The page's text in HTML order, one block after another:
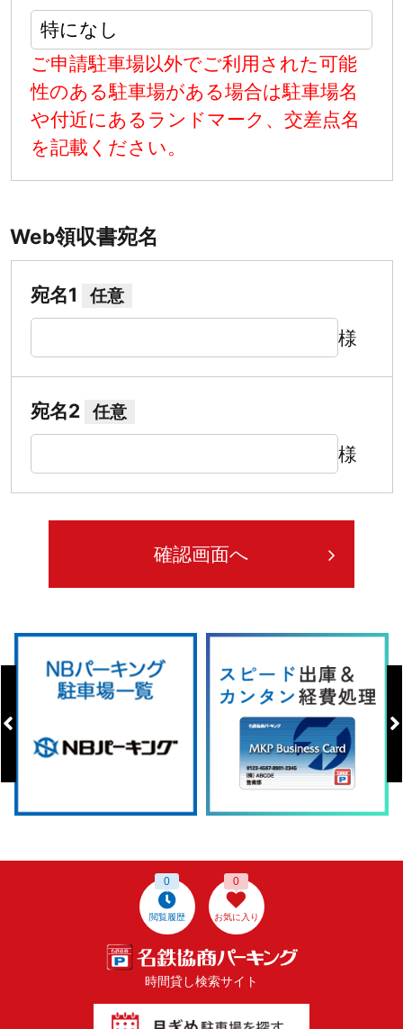
ご申請駐車場以外でご利用された可能
性のある駐車場がある場合は駐車場名
や付近にあるランドマーク、交差点名
を記載ください。
Web領収書宛名
宛名1 任意
様
宛名2 任意
様
閲覧履歴
0
お気に入り
0
時間貸し検索サイト